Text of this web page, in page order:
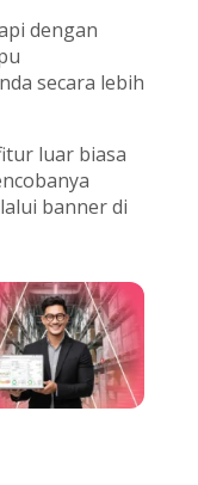
dengan
secara lebih
luar biasa
banner di